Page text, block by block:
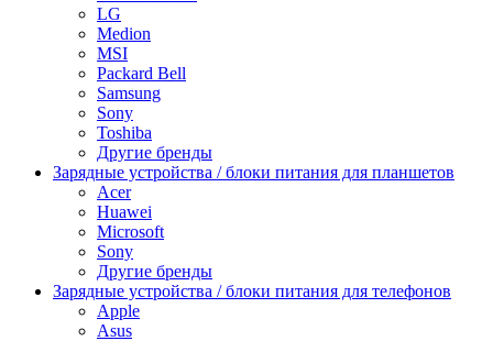
LG
Medion
MSI
Packard Bell
Samsung
Sony
Toshiba
Другие бренды
Зарядные устройства / блоки питания для планшетов
Acer
Huawei
Microsoft
Sony
Другие бренды
Зарядные устройства / блоки питания для телефонов
Apple
Asus